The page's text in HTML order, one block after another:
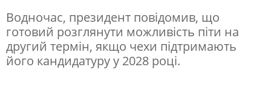
р
о
к
і
Водночас, президент повідомив, що
готовий розглянути можливість піти на
другий термін, якщо чехи підтримають
його кандидатуру у 2028 році.